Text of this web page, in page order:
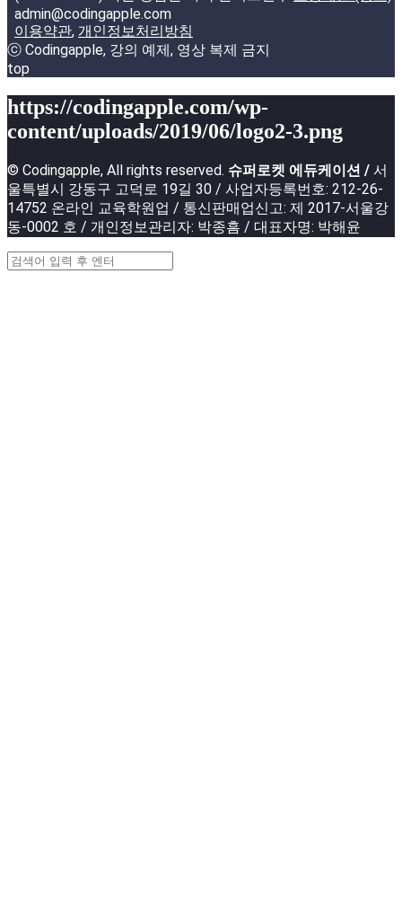
admin@codingapple.com
이용약관, 개인정보처리방침
ⓒ Codingapple, 강의 예제, 영상 복제 금지
top
https://codingapple.com/wp-
content/uploads/2019/06/logo2-3.png
© Codingapple, All rights reserved. 슈퍼로켓 에듀케이션 / 서
울특별시 강동구 고덕로 19길 30 / 사업자등록번호: 212-26-
14752 온라인 교육학원업 / 통신판매업신고: 제 2017-서울강
동-0002 호 / 개인정보관리자: 박종흠 / 대표자명: 박해윤